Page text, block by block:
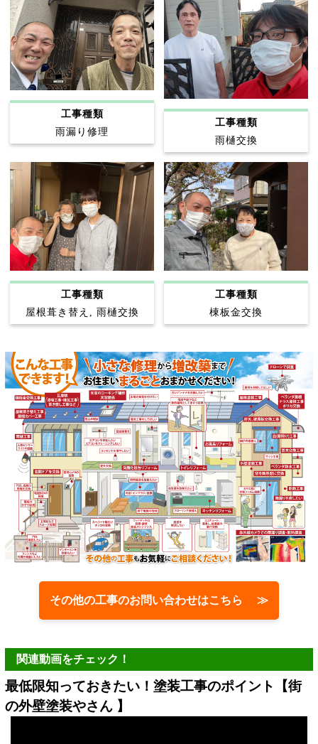
工事種類
雨漏り修理
工事種類
雨樋交換
工事種類
屋根葺き替え, 雨樋交換
工事種類
棟板金交換
その他の工事のお問い合わせはこちら ≫
関連動画をチェック！
最低限知っておきたい！塗装工事のポイント【街
の外壁塗装やさん 】